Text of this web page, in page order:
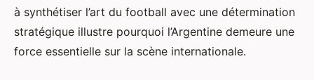
à synthétiser l’art du football avec une détermination
stratégique illustre pourquoi l’Argentine demeure une
force essentielle sur la scène internationale.